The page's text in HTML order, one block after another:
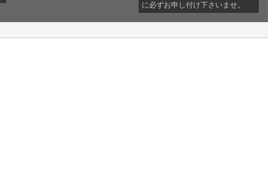
に必ずお申し付け下さいませ。